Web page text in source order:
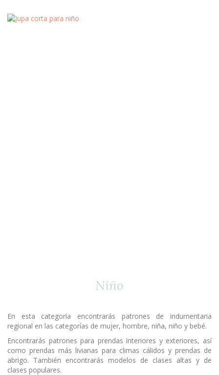
Niño
En esta categoría encontrarás patrones de indumentaria
regional en las categorías de mujer, hombre, niña, niño y bebé.
Encontrarás patrones para prendas interiores y exteriores, así
como prendas más livianas para climas cálidos y prendas de
abrigo. También encontrarás modelos de clases altas y de
clases populares.